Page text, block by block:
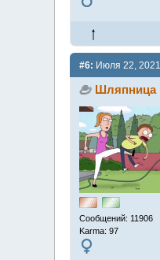
#6: Июля 22,
Шляпница
Сообщений: 11906
Karma: 97